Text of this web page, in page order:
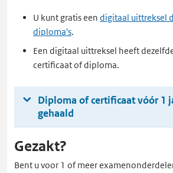
U kunt gratis een digitaal uittreksel
diploma's.
Een digitaal uittreksel heeft
certificaat of diploma.
Diploma of certificaat vóór 1
gehaald
Gezakt?
Bent u voor 1 of meer